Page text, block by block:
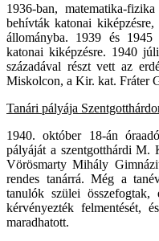
1936-ban, matematika-
behívták katonai
állományba. 1939 és 1945
katonai kiképzésre. 1940
századával részt vett az
Miskolcon, a Kir. kat. Fráter
Tanári pályája
1940. október 18-án
pályáját a szentgotthárdi M.
Vörösmarty Mihály
rendes tanárrá. Még a
tanulók szülei összefogtak,
kérvényezték felmentését,
maradhatott.